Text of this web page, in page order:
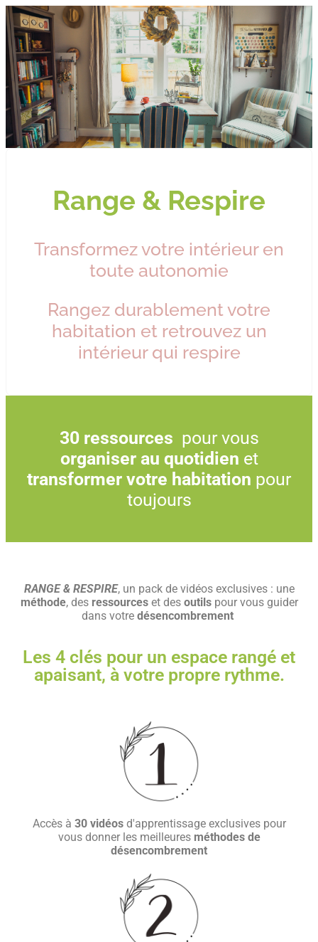
Range & Respire
Transformez votre intérieur en
toute autonomie
Rangez durablement votre
habitation et retrouvez un
intérieur qui respire
30 ressources pour vous
organiser au quotidien et
transformer votre habitation pour
toujours
RANGE & RESPIRE, un pack de vidéos exclusives : une
méthode, des ressourceset des outilspour vous guider
dans votre désencombrement
Les 4 clés pour un espace rangé et
apaisant, à votre propre rythme.
Accès à 30 vidéos d'apprentissage exclusives pour
vous donner les meilleures méthodes de
désencombrement